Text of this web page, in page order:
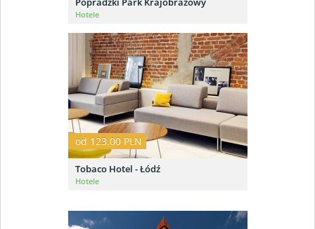
Hotele
od 123.00 PLN
Tobaco Hotel - Łódź
Hotele